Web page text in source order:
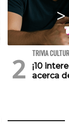
TRIVIA
¡10
acerca